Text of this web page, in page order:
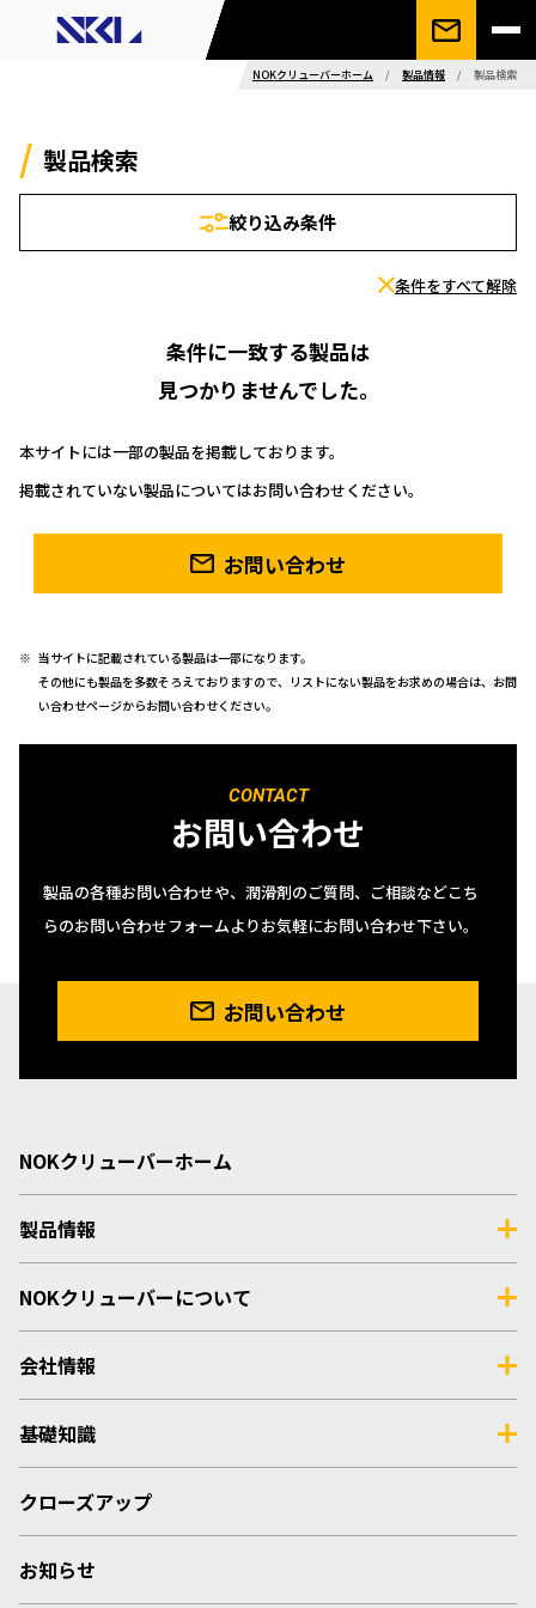
NOKクリューバーホーム / 製品情報 / 製品検索
製品検索
絞り込み条件
条件をすべて解除
条件に一致する製品は
見つかりませんでした。
本サイトには一部の製品を掲載しております。
掲載されていない製品についてはお問い合わせください。
お問い合わせ
当サイトに記載されている製品は一部になります。
その他にも製品を多数そろえておりますので、リストにない製品をお求めの場合は、お問
い合わせページからお問い合わせください。
CONTACT
お問い合わせ
製品の各種お問い合わせや、潤滑剤のご質問、ご相談などこち
らのお問い合わせフォームよりお気軽にお問い合わせ下さい。
お問い合わせ
NOKクリューバーホーム
製品情報
NOKクリューバーについて
会社情報
基礎知識
クローズアップ
お知らせ